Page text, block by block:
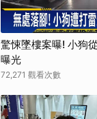
驚悚墜樓案曝! 小狗
曝光
72,271 觀看次數